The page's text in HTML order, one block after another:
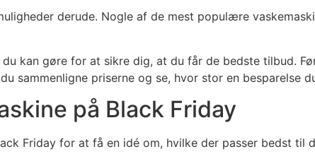
derude. Nogle af de mest populære
kan gøre for at sikre dig, at du får de bedste tilbud.
sammenligne priserne og se, hvor stor en besparelse
på Black Friday
Friday for at få en idé om, hvilke der passer bedst til